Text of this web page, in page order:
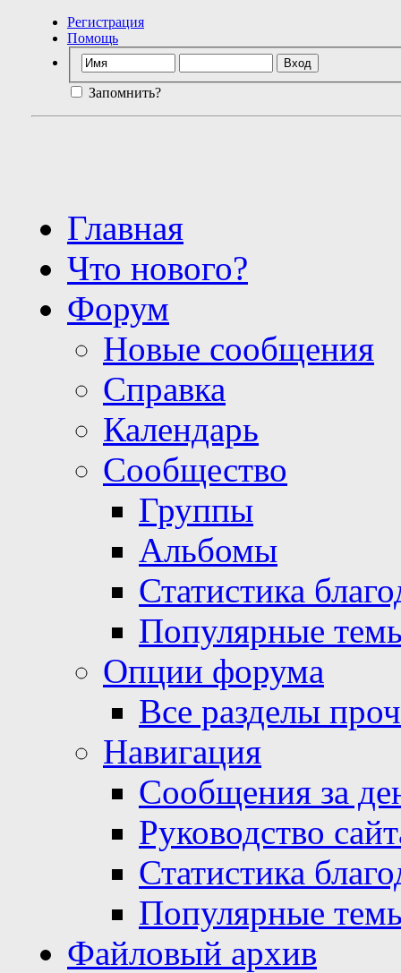
Регистрация
Помощь
Запомнить?
Главная
Что нового?
Форум
Новые сообщения
Справка
Календарь
Сообщество
Группы
Альбомы
Статистика
Популярные
Опции форума
Все разделы
Навигация
Сообщения за
Руководство
Статистика
Популярные
Файловый архив